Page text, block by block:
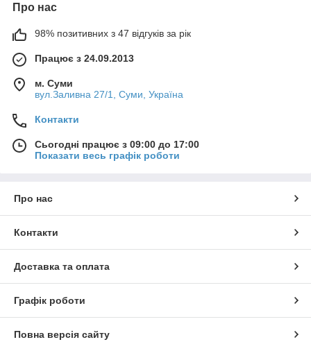
Про нас
98% позитивних з 47 відгуків за рік
Працює з 24.09.2013
м. Суми
вул.Заливна 27/1, Суми, Україна
Контакти
Сьогодні працює з 09:00 до 17:00
Показати весь графік роботи
Про нас
Контакти
Доставка та оплата
Графік роботи
Повна версія сайту